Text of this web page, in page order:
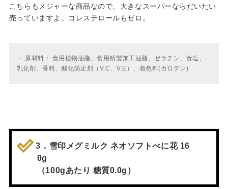
こちらもメジャーな商品なので、大きなスーパーならだいたい
売っていますよ。コレステロールもゼロ。
・
原材料： 食用植物油脂、食用精製加工油脂、ゼラチン、食塩、
乳化剤、香料、酸化防止剤（V.C、V.E）、着色料(カロテン)
3．雪印メグミルク ネオソフトべに花 16
0g
（100gあたり 糖質0.0g）